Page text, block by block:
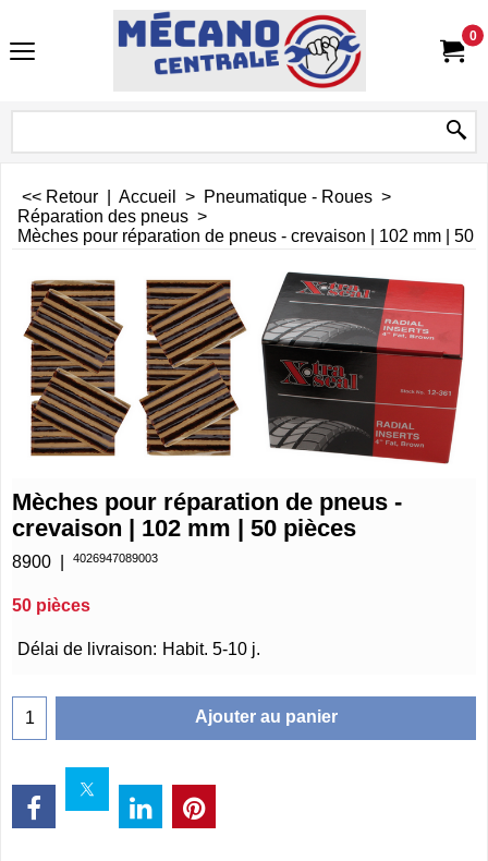
0
<< Retour Accueil > Pneumatique - Roues >
Réparation des pneus >
Mèches pour réparation de pneus - crevaison | 102 mm | 50
Mèches pour réparation de pneus -
crevaison | 102 mm | 50 pièces
8900 4026947089003
50 pièces
€21.75